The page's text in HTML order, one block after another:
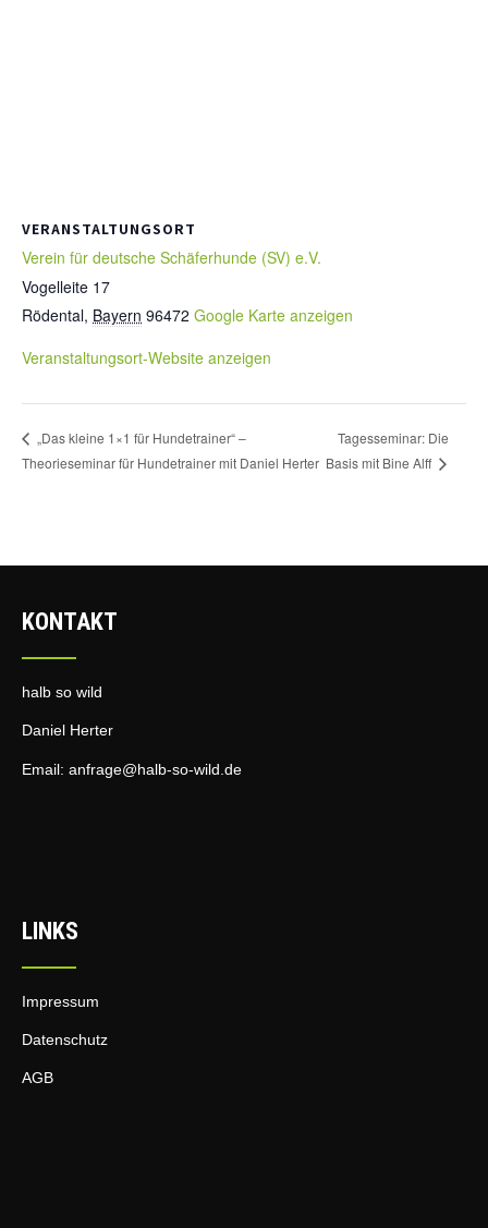
VERANSTALTUNGSORT
Verein für deutsche Schäferhunde (SV) e.V.
Vogelleite 17
Rödental, Bayern 96472 Google Karte anzeigen
Veranstaltungsort-Website anzeigen
„Das kleine 1×1 für Hundetrainer“ –
Theorieseminar für Hundetrainer mit Daniel Herter
Tagesseminar: Die
Basis mit Bine Alff
KONTAKT
halb so wild
Daniel Herter
Email: anfrage@halb-so-wild.de
LINKS
Impressum
Datenschutz
AGB